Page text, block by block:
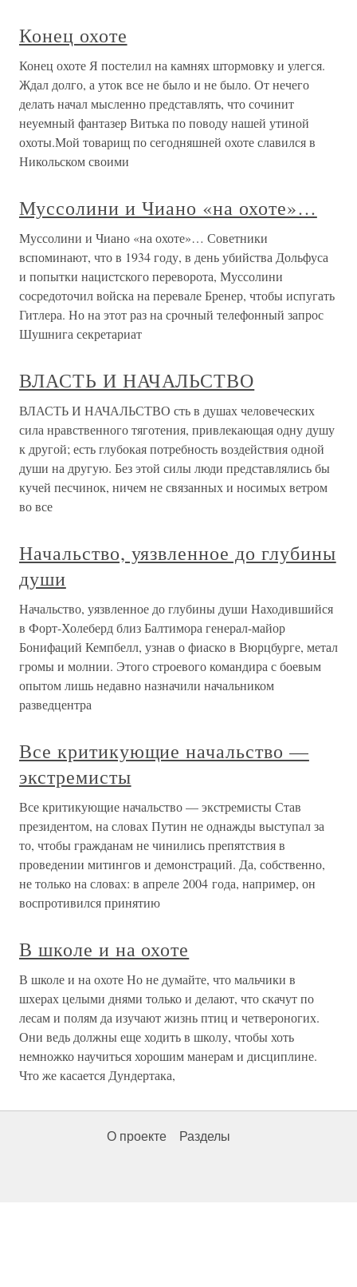
Конец охоте
Конец охоте Я постелил на камнях штормовку и улегся.
Ждал долго, а уток все не было и не было. От нечего
делать начал мысленно представлять, что сочинит
неуемный фантазер Витька по поводу нашей утиной
охоты.Мой товарищ по сегодняшней охоте славился в
Никольском своими
Муссолини и Чиано «на охоте»…
Муссолини и Чиано «на охоте»… Советники
вспоминают, что в 1934 году, в день убийства Дольфуса
и попытки нацистского переворота, Муссолини
сосредоточил войска на перевале Бренер, чтобы испугать
Гитлера. Но на этот раз на срочный телефонный запрос
Шушнига секретариат
ВЛАСТЬ И НАЧАЛЬСТВО
ВЛАСТЬ И НАЧАЛЬСТВО сть в душах человеческих
сила нравственного тяготения, привлекающая одну душу
к другой; есть глубокая потребность воздействия одной
души на другую. Без этой силы люди представлялись бы
кучей песчинок, ничем не связанных и носимых ветром
во все
Начальство, уязвленное до глубины
души
Начальство, уязвленное до глубины души Находившийся
в Форт-Холеберд близ Балтимора генерал-майор
Бонифаций Кемпбелл, узнав о фиаско в Вюрцбурге, метал
громы и молнии. Этого строевого командира с боевым
опытом лишь недавно назначили начальником
разведцентра
Все критикующие начальство —
экстремисты
Все критикующие начальство — экстремисты Став
президентом, на словах Путин не однажды выступал за
то, чтобы гражданам не чинились препятствия в
проведении митингов и демонстраций. Да, собственно,
не только на словах: в апреле 2004 года, например, он
воспротивился принятию
В школе и на охоте
В школе и на охоте Но не думайте, что мальчики в
шхерах целыми днями только и делают, что скачут по
лесам и полям да изучают жизнь птиц и четвероногих.
Они ведь должны еще ходить в школу, чтобы хоть
немножко научиться хорошим манерам и дисциплине.
Что же касается Дундертака,
О проекте Разделы